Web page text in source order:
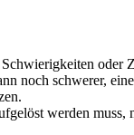
oder
noch schwerer,
werden